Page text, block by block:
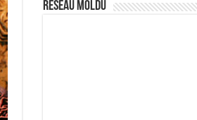
Réseau moldu